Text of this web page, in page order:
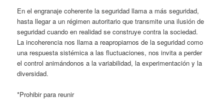
En el engranaje coherente la seguridad llama a más seguridad,
hasta llegar a un régimen autoritario que transmite una ilusión de
seguridad cuando en realidad se construye contra la sociedad.
La incoherencia nos llama a reapropiarnos de la seguridad como
una respuesta sistémica a las fluctuaciones, nos invita a perder
el control animándonos a la variabilidad, la experimentación y la
diversidad.
*Prohibir para reunir